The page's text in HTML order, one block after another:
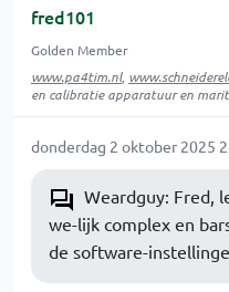
fred101
Golden Member
www.pa4tim.nl,
en calibratie apparatuur en
donderdag 2 oktober 2025
Weardguy: Fred,
we-lijk complex en
de software-